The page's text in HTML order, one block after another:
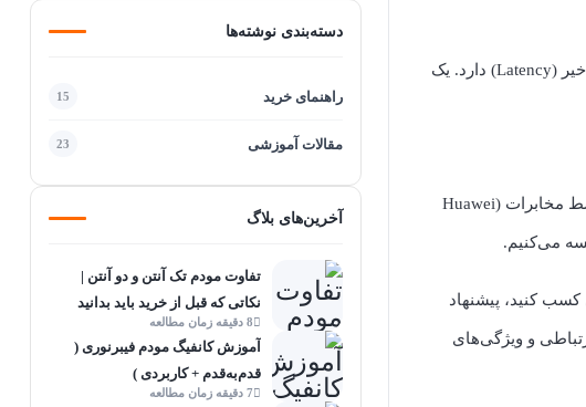
، تأثیر مستقیمی روی کیفیت اتصال، سرعت دانلود و آپلود، پایداری اینترنت و کاهش تأخیر (Latency) دارد. یک
در این مقاله، ابتدا ویژگی‌های مهم یک مودم فیبر نوری مناسب برای مخابرات را بررسی می‌کنیم. سپس دو مدل تأییدشده توسط مخابرات (Huawei
کنید، پیشنهاد
و ویژگی‌های
دسته‌بندی نوشته‌ها
راهنمای خرید 15
مقالات آموزشی 23
آخرین‌های بلاگ
تفاوت مودم تک آنتن و دو آنتن |
نکاتی که قبل از خرید باید بدانید
8 دقیقه زمان مطالعه
آموزش کانفیگ مودم فیبرنوری (
قدم‌به‌قدم + کاربردی )
7 دقیقه زمان مطالعه